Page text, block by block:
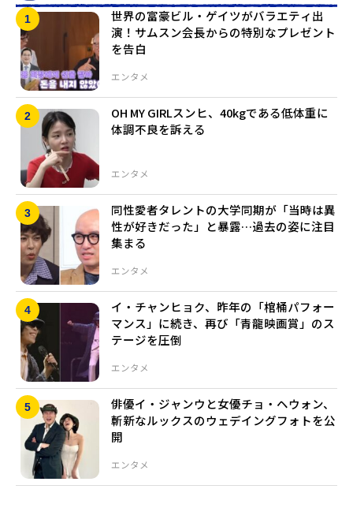
エンタメ
世界の富豪ビル・ゲイツがバラエティ出
演！サムスン会長からの特別なプレゼント
を告白
エンタメ
OH MY GIRLスンヒ、40kgである低体重に
体調不良を訴える
エンタメ
同性愛者タレントの大学同期が「当時は異
性が好きだった」と暴露…過去の姿に注目
集まる
エンタメ
イ・チャンヒョク、昨年の「棺桶パフォー
マンス」に続き、再び「青龍映画賞」のス
テージを圧倒
エンタメ
俳優イ・ジャンウと女優チョ・ヘウォン、
斬新なルックスのウェデイングフォトを公
開